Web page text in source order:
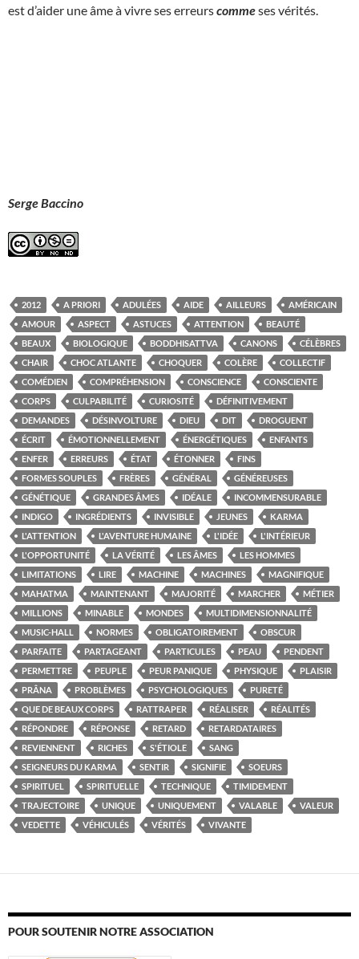
est d’aider une âme à vivre ses erreurscommeses vérités.
Serge Baccino
2012 A PRIORI ADULÉES AIDE AILLEURS
AMÉRICAIN
AMOUR
ASPECT ASTUCES ATTENTION
BEAUTÉ
BEAUX
BIOLOGIQUE BODDHISATTVA CANONS
CÉLÈBRES
CHAIR
CHOC ATLANTE CHOQUER COLÈRE
COLLECTIF
COMÉDIEN
COMPRÉHENSION CONSCIENCE
CONSCIENTE
CORPS
CULPABILITÉ CURIOSITÉ
DÉFINITIVEMENT
DEMANDES
DÉSINVOLTURE DIEU DIT
DROGUENT
ÉCRIT
ÉMOTIONNELLEMENT ÉNERGÉTIQUES
ENFANTS
ENFER
ERREURS ÉTAT ÉTONNER
FINS
FORMES SOUPLES
FRÈRES GÉNÉRAL
GÉNÉREUSES
GÉNÉTIQUE
GRANDES ÂMES IDÉALE
INCOMMENSURABLE
INDIGO
INGRÉDIENTS INVISIBLE JEUNES
KARMA
L'ATTENTION
L'AVENTURE HUMAINE L'IDÉE
L'INTÉRIEUR
L'OPPORTUNITÉ
LA VÉRITÉ LES ÂMES
LES HOMMES
LIMITATIONS
LIRE MACHINE MACHINES
MAGNIFIQUE
MAHATMA
MAINTENANT MAJORITÉ MARCHER
MÉTIER
MILLIONS
MINABLE MONDES
MULTIDIMENSIONNALITÉ
MUSIC-HALL
NORMES OBLIGATOIREMENT
OBSCUR
PARFAITE
PARTAGEANT PARTICULES PEAU
PENDENT
PERMETTRE
PEUPLE PEUR PANIQUE PHYSIQUE
PLAISIR
PRÂNA
PROBLÈMES PSYCHOLOGIQUES
PURETÉ
QUE DE BEAUX CORPS
RATTRAPER RÉALISER
RÉALITÉS
RÉPONDRE
RÉPONSE RETARD
RETARDATAIRES
REVIENNENT
RICHES S'ÉTIOLE
SANG
SEIGNEURS DU KARMA
SENTIR SIGNIFIE
SOEURS
SPIRITUEL
SPIRITUELLE TECHNIQUE
TIMIDEMENT
TRAJECTOIRE
UNIQUE UNIQUEMENT VALABLE
VALEUR
VEDETTE
VÉHICULÉS VÉRITÉS VIVANTE
POUR SOUTENIR NOTRE ASSOCIATION